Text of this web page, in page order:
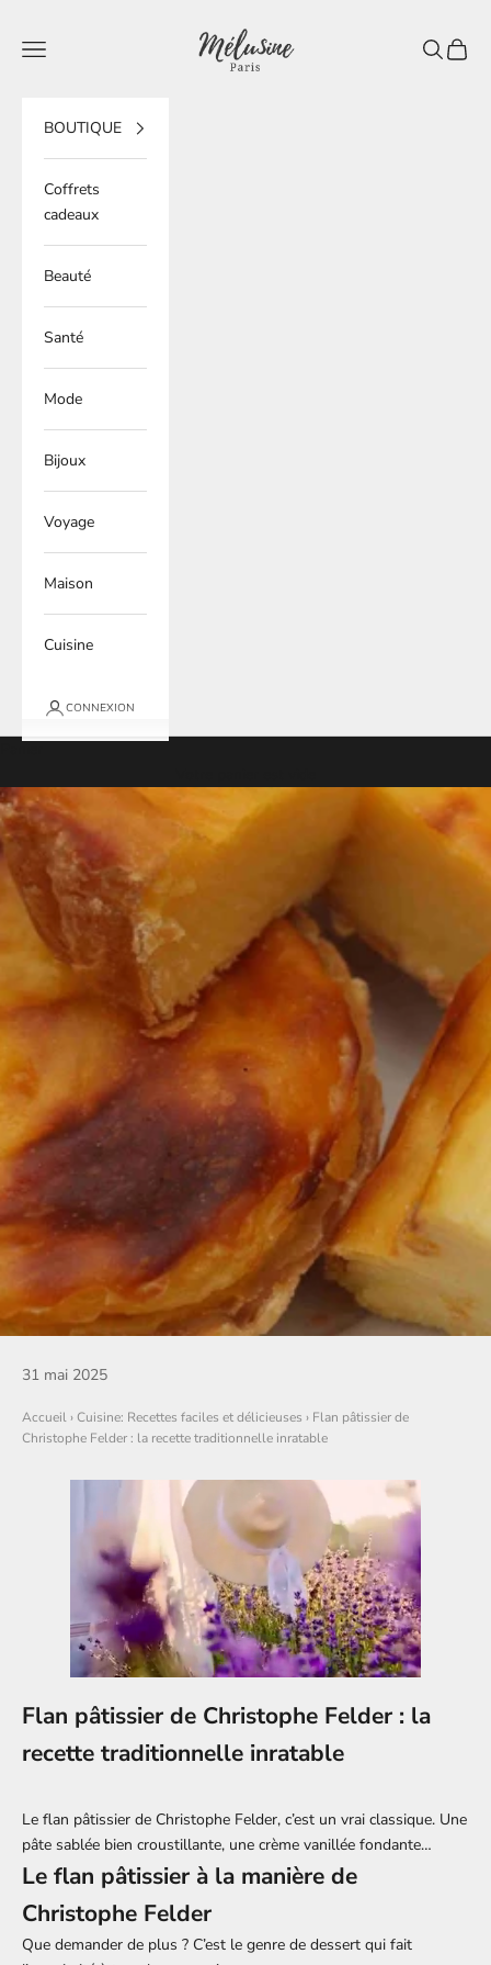
Mélusine Paris
Ouvrir la navigation
Ouvrir la
Voir
BOUTIQUE
Coffrets
cadeaux
Beauté
Santé
Mode
Bijoux
Voyage
Maison
Cuisine
CONNEXION
31 mai 2025
Accueil›Cuisine: Recettes faciles et délicieuses › Flan pâtissier de
Christophe Felder : la recette traditionnelle inratable
Flan pâtissier de Christophe Felder : la
recette traditionnelle inratable
Le flan pâtissier de Christophe Felder, c’est un vrai classique. Une
pâte sablée bien croustillante, une crème vanillée fondante…
Le flan pâtissier à la manière de
Christophe Felder
Que demander de plus ? C’est le genre de dessert qui fait